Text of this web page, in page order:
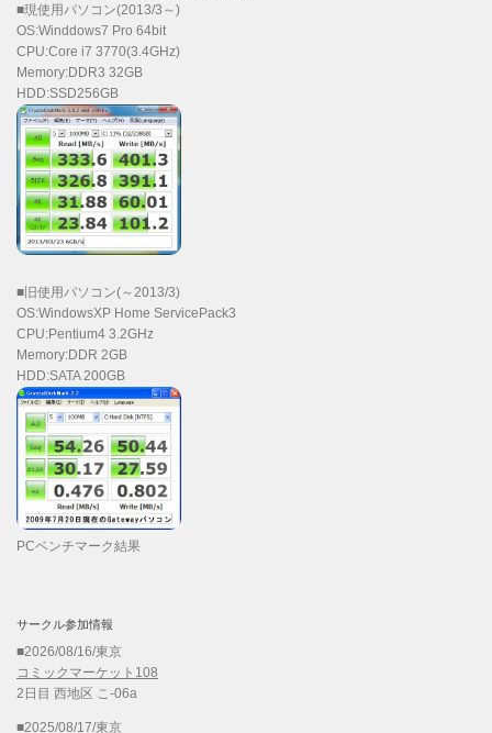
■現使用パソコン(2013/3～)
OS:Winddows7 Pro 64bit
CPU:Core i7 3770(3.4GHz)
Memory:DDR3 32GB
HDD:SSD256GB
■旧使用パソコン(～2013/3)
OS:WindowsXP Home ServicePack3
CPU:Pentium4 3.2GHz
Memory:DDR 2GB
HDD:SATA 200GB
PCベンチマーク結果
サークル参加情報
■2026/08/16/東京
コミックマーケット108
2日目 西地区 こ-06a
■2025/08/17/東京